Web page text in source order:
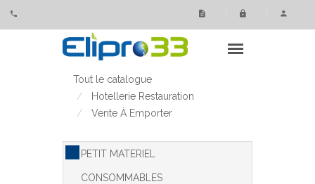
Tout le catalogue
Hotellerie Restauration
Vente À Emporter
PETIT MATERIEL
CONSOMMABLES
Panneau de gestion des cookies